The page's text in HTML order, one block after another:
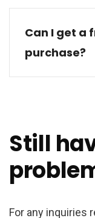
Can I get a
purchase?
Still
For any inquiries